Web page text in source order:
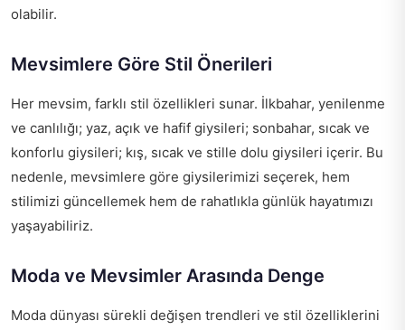
olabilir.
Mevsimlere Göre Stil Önerileri
Her mevsim, farklı stil özellikleri sunar. İlkbahar, yenilenme
ve canlılığı; yaz, açık ve hafif giysileri; sonbahar, sıcak ve
konforlu giysileri; kış, sıcak ve stille dolu giysileri içerir. Bu
nedenle, mevsimlere göre giysilerimizi seçerek, hem
stilimizi güncellemek hem de rahatlıkla günlük hayatımızı
yaşayabiliriz.
Moda ve Mevsimler Arasında Denge
Moda dünyası sürekli değişen trendleri ve stil özelliklerini